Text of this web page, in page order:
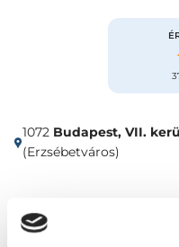
1072 Budapest, VII.
(Erzsébetváros)